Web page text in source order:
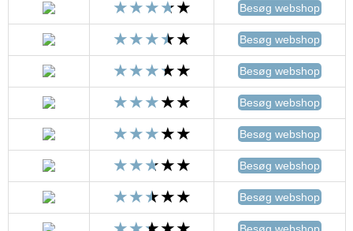
Besøg webshop
Besøg webshop
Besøg webshop
Besøg webshop
Besøg webshop
Besøg webshop
Besøg webshop